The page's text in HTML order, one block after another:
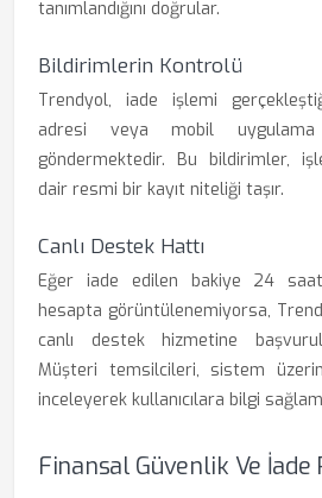
tanımlandığını doğrular.
Bildirimlerin Kontrolü
Trendyol, iade işlemi
adresi veya mobil uygulama
göndermektedir. Bu bildirimler,
dair resmi bir kayıt niteliği taşır.
Canlı Destek Hattı
Eğer iade edilen bakiye 24
hesapta görüntülenemiyorsa,
canlı destek hizmetine
Müşteri temsilcileri, sistem
inceleyerek kullanıcılara bilgi
Finansal Güvenlik Ve İade